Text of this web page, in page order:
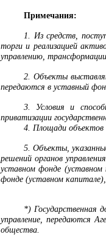
Примечания:
1. Из средств,
торги и реализацией
управлению,
2. Объекты
передаются в уставный
3. Условия и
приватизации
4. Площади объектов
5. Объекты,
решений органов
уставном фонде (уставном
фонде (уставном
*) Государственная
управление, передаются
общества.